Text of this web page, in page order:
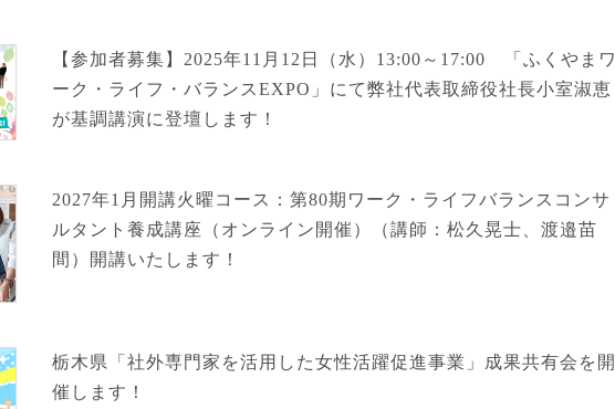
【参加者募集】2025年11月12日（水）13:00～17:00 「ふくやまワ
ーク・ライフ・バランスEXPO」にて弊社代表取締役社長小室淑恵
が基調講演に登壇します！
2027年1月開講火曜コース：第80期ワーク・ライフバランスコンサ
ルタント養成講座（オンライン開催）（講師：松久晃士、渡邉苗
間）開講いたします！
栃木県「社外専門家を活用した女性活躍促進事業」成果共有会を開
催します！